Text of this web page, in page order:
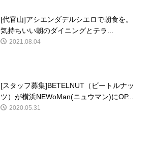
[代官山]アシエンダデルシエロで朝食を。
気持ちいい朝のダイニングとテラ...
2021.08.04
[スタッフ募集]BETELNUT（ビートルナッ
ツ）が横浜NEWoMan(ニュウマン)にOP...
2020.05.31